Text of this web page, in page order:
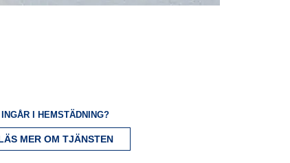
INGÅR I HEMSTÄDNING?
MER OM TJÄNSTEN